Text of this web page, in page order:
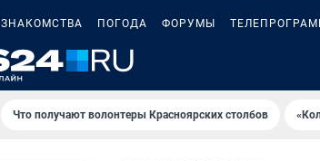
ЗНАКОМСТВА ПОГОДА ФОРУМЫ
Что получают волонтеры Красноярских столбов